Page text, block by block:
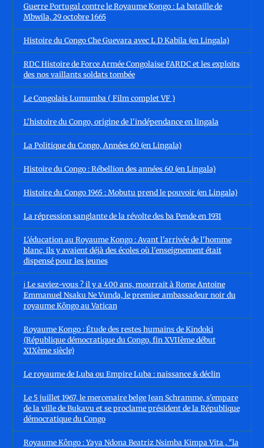
Guerre Portugal contre le Royaume Kongo : La bataille de
Mbwila, 29 octobre 1665
Histoire du Congo Che Guevara avec L D Kabila (en Lingala)
RDC Histoire de Force Armée Congolaise FARDC et les exploits
des nos vaillants soldats tombée
Le Congolais Lumumba ( Film complet VF )
L'histoire du Congo, origine de l'indépendance en lingala
La Politique du Congo, Années 60 (en Lingala)
Histoire du Congo : Rébellion des années 60 (en Lingala)
Histoire du Congo 1965 : Mobutu prend le pouvoir (en Lingala)
La répression sanglante de la révolte des ba Pende en 1931
L'éducation au Royaume Kongo : Avant l'arrivée de l'homme
blanc, ils y avaient déjà des écoles où l'enseignement était
dispensé pour les jeunes
ℹ️ Le saviez-vous ? il y a 400 ans, mourrait à Rome Antoine
Emmanuel Nsaku Ne Vunda, le premier ambassadeur noir du
royaume Kôngo au Vatican
Royaume Kongo : Étude des restes humains de Kindoki
(République démocratique du Congo, fin XVIIème début
XIXème siècle)
Le royaume de Luba ou Empire Luba : naissance & déclin
Le 5 juillet 1967, le mercenaire belge Jean Schramme, s'empare
de la ville de Bukavu et se proclame président de la République
démocratique du Congo
Royaume Kôngo : Yaya Ndona Beatriz Nsimba Kimpa Vita , "la